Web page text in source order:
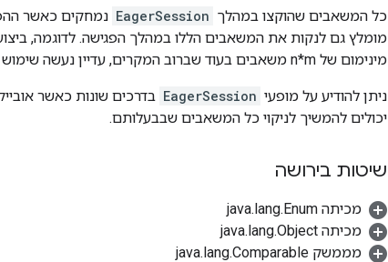
כל המשאבים שהוקצו במהלך EagerSession נמחקים כאשר
מינימום של n*m משאבים בעוד שברוב המקרים, עדיין נעשה שימוש רק במשאבים מהאיטרציה האחרונה.
ניתן להודיע ​​על מופעי EagerSession
יכולים להמשיך לניקוי כל המשאבים שבבעלותם.
שיטות בירושה
מכיתה java.lang.Enum
מכיתה java.lang.Object
מממשק java.lang.Comparable